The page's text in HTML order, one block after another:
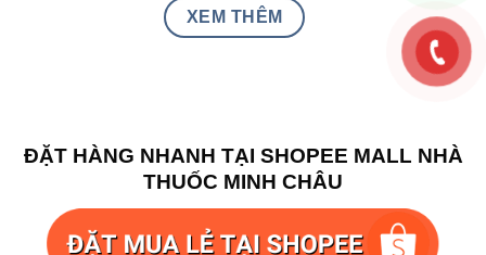
niêm mạc trực tràng (20g)
hình thành sẹo, vết thâm
XEM THÊM
ĐẶT HÀNG NHANH TẠI SHOPEE MALL NHÀ
THUỐC MINH CHÂU